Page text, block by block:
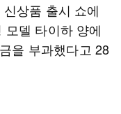
상품 출시 쇼에
델 타이하 양에
을 부과했다고 28